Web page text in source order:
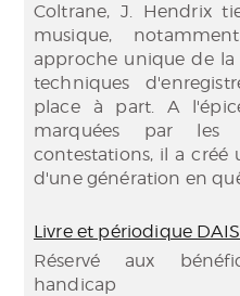
Coltrane, J. Hendrix
musique,
approche unique de
techniques
place à part. A
marquées par les
contestations, il a créé
d'une génération en
Livre et périodique
Réservé aux
handicap